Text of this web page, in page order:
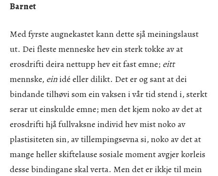
Barnet
Med fyrste augnekastet kann dette sjå meiningslaust
ut. Dei fleste menneske hev ein sterk tokke av at
erosdrifti deira nettupp hev eit fast emne; eitt
mennske, einidé eller dilikt. Det er og sant at dei
bindande tilhøvi som ein vaksen i vår tid stend i, sterkt
serar ut einskulde emne; men det kjem noko av det at
erosdrifti hjå fullvaksne individ hev mist noko av
plastisiteten sin, av tillempingsevna si, noko av det at
mange heller skiftelause sosiale moment avgjer korleis
desse bindingane skal verta. Men det er ikkje til mein